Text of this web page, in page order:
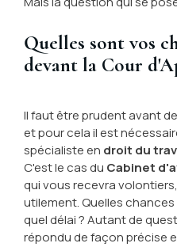
Quelles sont vos
devant la Cour
Il faut être prudent avant
et pour cela il est
spécialiste en droit du
C'est le cas du Cabinet
qui vous recevra
utilement. Quelles
quel délai ? Autant de
répondu de façon précise